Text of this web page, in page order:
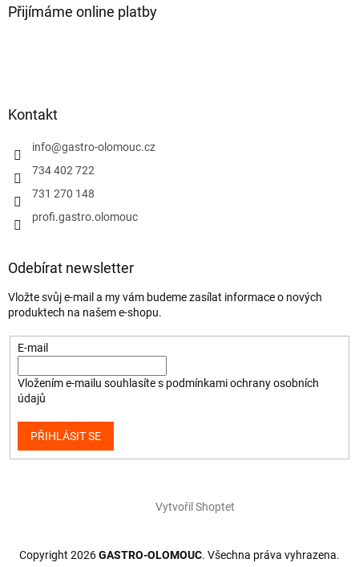
Přijímáme online platby
Kontakt
info@gastro-olomouc.cz
734 402 722
731 270 148
profi.gastro.olomouc
Odebírat newsletter
Vložte svůj e-mail a my vám budeme zasílat informace o nových
produktech na našem e-shopu.
E-mail
Vložením e-mailu souhlasíte s podmínkami ochrany osobních
údajů
PŘIHLÁSIT SE
Vytvořil Shoptet
Copyright 2026GASTRO-OLOMOUC. Všechna práva vyhrazena.